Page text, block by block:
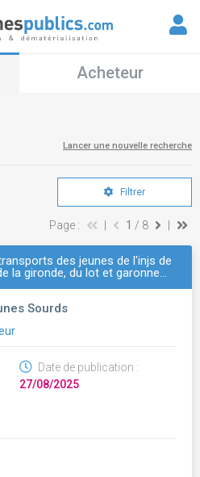
Acheteur
Lancer une nouvelle recherche
Filtrer
Page : 1 / 8
des jeunes de l'injs de
la gironde, du lot et garonne…
Sourds
Date de publication :
27/08/2025